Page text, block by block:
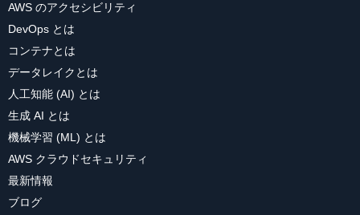
AWS のアクセシビリティ
DevOps とは
コンテナとは
データレイクとは
人工知能 (AI) とは
生成 AI とは
機械学習 (ML) とは
AWS クラウドセキュリティ
最新情報
ブログ